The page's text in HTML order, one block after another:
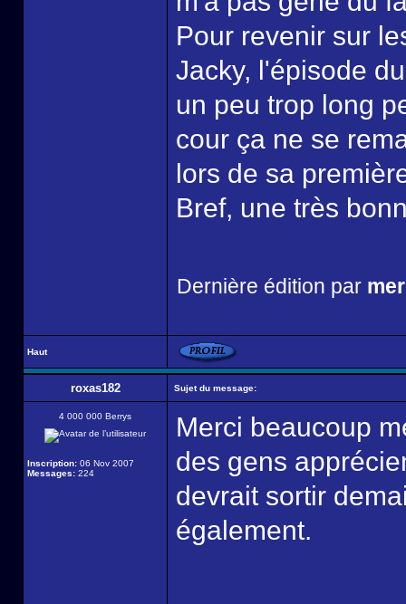
Pour revenir sur
Jacky, l'épisode
un peu trop long
cour ça ne se
lors de sa
Bref, une très
Dernière édition par
Haut
roxas182 Sujet du message:
4 000 000 Berrys
Inscription: 06 Nov 2007
Messages: 224
Merci beaucoup
des gens
devrait sortir
également.